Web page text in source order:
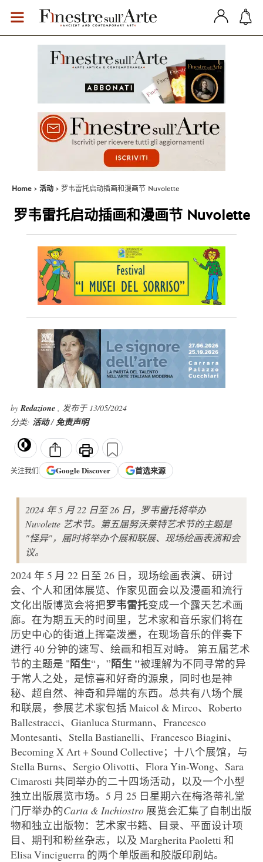
Home 活动 罗韦雷托启动插画和漫画节 Nuvolette
罗韦雷托启动插画和漫画节 Nuvolette
byRedazione , 发布于 13/05/2024
分类: 活动/免责声明
关注我们 GoogleDiscover 首选来源
2024 年 5 月 22 日至 26 日，罗韦雷托将举办
Nuvolette 艺术节。第五届努沃莱特艺术节的主题是
"怪异"，届时将举办个展和联展、现场绘画表演和会
议。
2024 年 5 月 22 日至 26 日，现场绘画表演、研讨
会、个人和团体展览、作家见面会以及漫画和流行
文化出版博览会将把罗韦雷托变成一个露天艺术画
廊。在为期五天的时间里，艺术家和音乐家们将在
历史中心的街道上挥毫泼墨，在现场音乐的伴奏下
进行 40 分钟的速写、绘画和相互对峙。 第五届艺术
节的主题是 "陌生“，”陌生 "被理解为不同寻常的异
于常人之处，是惊喜和好奇的源泉，同时也是神
秘、超自然、神奇和异端的东西。总共有八场个展
和联展，参展艺术家包括 Maicol & Mirco、Roberto
Ballestracci、Gianluca Sturmann、Francesco
Montesanti、Stella Bastianelli、Francesco Biagini、
Becoming X Art + Sound Collective；十八个展馆，与
Stella Burns、Sergio Olivotti、Flora Yin-Wong、Sara
Cimarosti 共同举办的二十四场活动，以及一个小型
独立出版展览市场。5 月 25 日星期六在梅洛蒂礼堂
门厅举办的Carta & Inchiostro展览会汇集了自制出版
物和独立出版物：艺术家书籍、目录、平面设计项
目、期刊和粉丝杂志，以及 Margherita Paoletti 和
Elisa Vinciguerra 的两个单版画和胶版印刷站。